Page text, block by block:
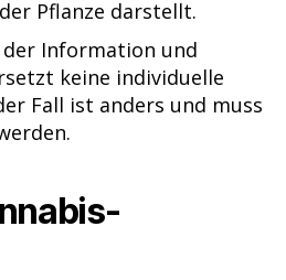
Information und
keine individuelle
Fall ist anders und muss